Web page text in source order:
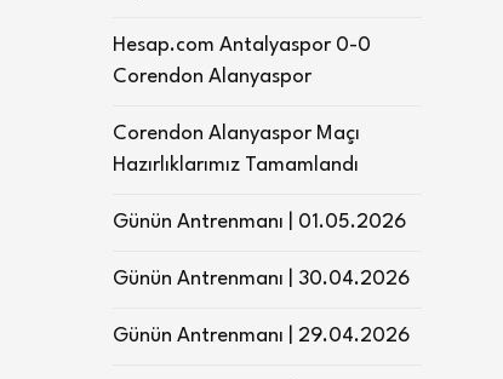
Hesap.com Antalyaspor 0-0
Corendon Alanyaspor
Corendon Alanyaspor Maçı
Hazırlıklarımız Tamamlandı
Günün Antrenmanı | 01.05.2026
Günün Antrenmanı | 30.04.2026
Günün Antrenmanı | 29.04.2026